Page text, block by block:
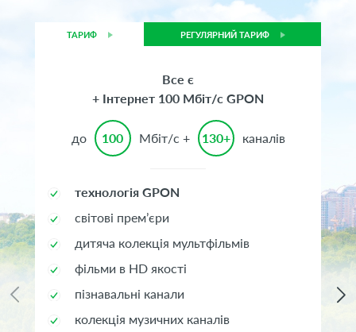
ТАРИФ РЕГУЛЯРНИЙ ТАРИФ
Все є
+ Інтернет 100 Мбіт/с GPON
до 100 Мбіт/с + 130+ каналів
технологія GPON
світові прем’єри
дитяча колекція мультфільмів
фільми в HD якості
пізнавальні канали
колекція музичних каналів